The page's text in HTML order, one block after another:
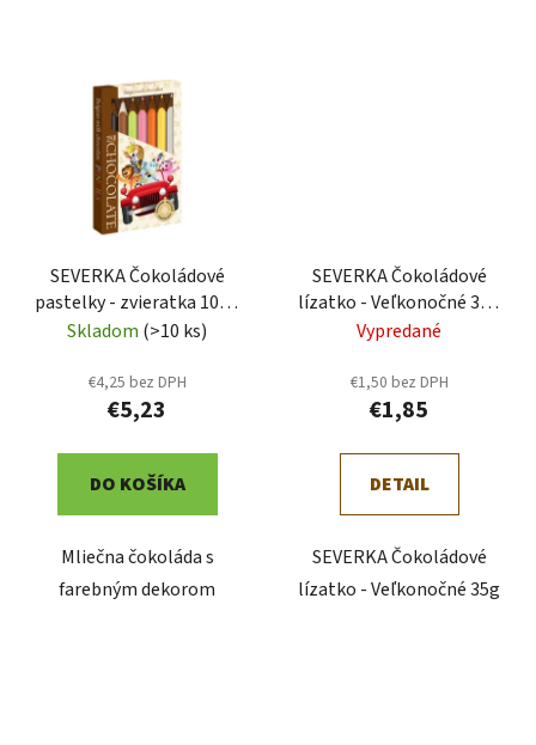
SEVERKA Čokoládové
pastelky - zvieratka 100g
(9069)
Skladom (>10 ks)
€4,25 bez DPH
€5,23
DO KOŠÍKA
Mliečna čokoláda s
farebným dekorom
SEVERKA Čokoládové
lízatko - Veľkonočné 35g
(9072)
Vypredané
€1,50 bez DPH
€1,85
DETAIL
SEVERKA Čokoládové
lízatko - Veľkonočné 35g